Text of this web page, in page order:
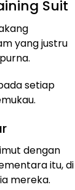
Suit
yang justru
setiap
dengan
itu, di
mereka.